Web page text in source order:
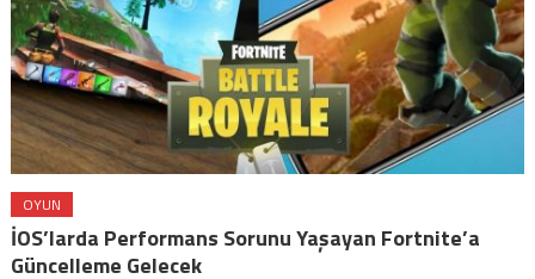
OYUN
İOS’larda Performans Sorunu Yaşayan Fortnite’a
Güncelleme Gelecek